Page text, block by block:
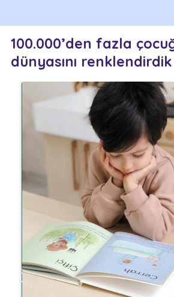
100.000’den fazla
dünyasını renklendirdik